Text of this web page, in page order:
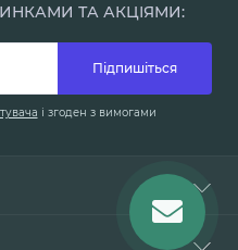
ТА АКЦІЯМИ:
Підпишіться
і згоден з вимогами